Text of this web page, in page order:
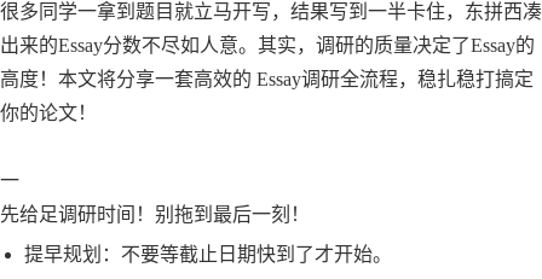
很多同学一拿到题目就立马开写，结果写到一半卡住，东拼西凑
出来的Essay分数不尽如人意。其实，调研的质量决定了Essay的
高度！本文将分享一套高效的 Essay调研全流程，稳扎稳打搞定
你的论文！
一
先给足调研时间！别拖到最后一刻！
提早规划：不要等截止日期快到了才开始。